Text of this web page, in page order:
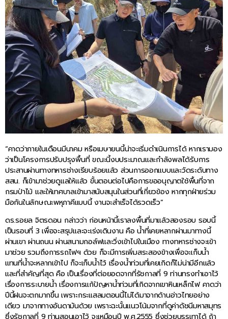
“คาดว่าภายในเดือนมีนาคม หรือเมษายนนี้น่าจะเริ่มดำเนินการได้ หากเรามอง
ว่าเป็นโครงการปรับปรุงพื้นที่ ขณะนี้งบประมาณและกำลังพลได้รับการ
ประสานผ่านทางทหารช่างเรียบร้อยแล้ว ส่วนการออกแบบและวัดระดับทาง
สสน. ก็เข้ามาช่วยดูแลให้แล้ว ขั้นตอนต่อไปคือการขออนุญาตใช้พื้นที่จาก
กรมป่าไม้ และให้เทศบาลเข้ามาสนับสนุนในส่วนที่เกี่ยวข้อง หากทุกฝ่ายร่วม
มือกันในลักษณะพหุภาคีแบบนี้ งานจะสำเร็จได้รวดเร็ว”
ดร.รอยล จิตรดอน กล่าวว่า ก่อนหน้านี้เราลงพื้นที่มาแล้วสองรอบ รอบนี้
เป็นรอบที่ 3 เพื่อจะสรุปและจะเร่งเดินงาน คือ น้ำที่เคยหลากผ่านมาทางนี้
ผ่านเขา ผ่านถนน ผ่านสนามกอล์ฟและวิ่งเข้าไปในเมือง ทางทหารช่างจะเข้า
มาช่วย รวมถึงการรถไฟฯ ด้วย ก็จะมีการเพิ่มสระสองข้างเพื่อจะเก็บน้ำ
แทนที่น้ำจะหลากเข้าไป ก็จะเก็บน้ำไว้ เรื่องน้ำท่วมที่เคยเกิดก็ไม่น่ามีอีกแล้ว
และที่สำคัญที่สุด คือ เป็นเรื่องที่ต่อยอดจากที่รัชกาลที่ 9 ท่านทรงทำเอาไว้
เรื่องการระบายน้ำ เรื่องการแก้ปัญหาน้ำท่วมที่เกิดจากเขาหินเหล็กไฟ คาดว่า
ปีนี้ฝนจะตกมากขึ้น เพราะกระแสลมตอนนี้ไม่ได้มาจากด้านอ่าวไทยอย่าง
เดียว มาจากทางอันดามันด้วย เพราะฉะนั้นแนวโน้มจากที่ดูค่าดัชนีมหาสมุทร
ซึ่งรัชกาลที่ 9 ท่านสอนเอาไว้ จะเหมือนปี พ.ศ.2555 ซึ่งช่วยบรรเทาได้ ถ้า